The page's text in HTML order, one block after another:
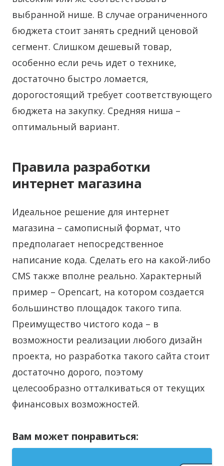
выбранной нише. В случае ограниченного
бюджета стоит занять средний ценовой
сегмент. Слишком дешевый товар,
особенно если речь идет о технике,
достаточно быстро ломается,
дорогостоящий требует соответствующего
бюджета на закупку. Средняя ниша –
оптимальный вариант.
Правила разработки
интернет магазина
Идеальное решение для интернет
магазина – самописный формат, что
предполагает непосредственное
написание кода. Сделать его на какой-либо
CMS также вполне реально. Характерный
пример – Openсart, на котором создается
большинство площадок такого типа.
Преимущество чистого кода – в
возможности реализации любого дизайн
проекта, но разработка такого сайта стоит
достаточно дорого, поэтому
целесообразно отталкиваться от текущих
финансовых возможностей.
Вам может понравиться: